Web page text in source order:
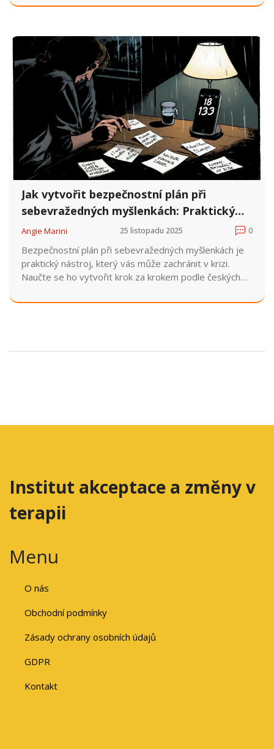
Jak vytvořit bezpečnostní plán při
sebevražedných myšlenkách: Praktický
návod
Angie Marini 25 listopadu 2025 0
Bezpečnostní plán při sebevražedných myšlenkách je
praktický nástroj, který vás může zachránit v krizi.
Naučte se ho vytvořit krok za krokem podle českých
kontaktům.
Institut akceptace a změny v
terapii
Menu
O nás
Obchodní podmínky
Zásady ochrany osobních údajů
GDPR
Kontakt